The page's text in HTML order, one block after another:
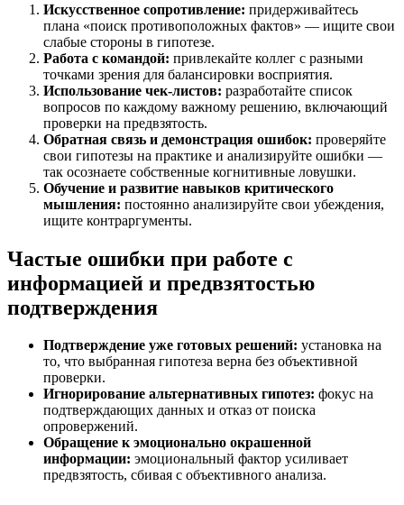
Искусственное сопротивление: придерживайтесь
плана «поиск противоположных фактов» — ищите свои
слабые стороны в гипотезе.
Работа с командой: привлекайте коллег с разными
точками зрения для балансировки восприятия.
Использование чек-листов: разработайте список
вопросов по каждому важному решению, включающий
проверки на предвзятость.
Обратная связь и демонстрация ошибок: проверяйте
свои гипотезы на практике и анализируйте ошибки —
так осознаете собственные когнитивные ловушки.
Обучение и развитие навыков критического
мышления: постоянно анализируйте свои убеждения,
ищите контраргументы.
Частые ошибки при работе с
информацией и предвзятостью
подтверждения
Подтверждение уже готовых решений: установка на
то, что выбранная гипотеза верна без объективной
проверки.
Игнорирование альтернативных гипотез: фокус на
подтверждающих данных и отказ от поиска
опровержений.
Обращение к эмоционально окрашенной
информации: эмоциональный фактор усиливает
предвзятость, сбивая с объективного анализа.